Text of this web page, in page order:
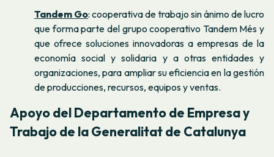
Tandem Go: cooperativa de trabajo sin ánimo de lucro
que forma parte del grupo cooperativo Tandem Més y
que ofrece soluciones innovadoras a empresas de la
economía social y solidaria y a otras entidades y
organizaciones, para ampliar su eficiencia en la gestión
de producciones, recursos, equipos y ventas.
Apoyo del Departamento de Empresa y
Trabajo de la Generalitat de Catalunya